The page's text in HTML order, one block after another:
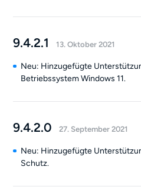
9.4.2.1 13. Oktober 2021
Neu: Hinzugefügte
Betriebssystem Windows 11.
9.4.2.0 27. September 2021
Neu: Hinzugefügte
Schutz.